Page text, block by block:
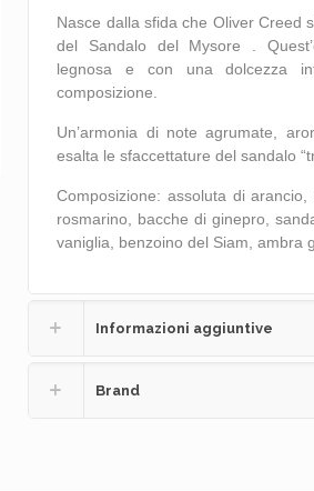
Nasce dalla sfida che Oliver Creed
del Sandalo del Mysore .
legnosa e con una dolcezza
composizione.
Un’armonia di note agrumate,
esalta le sfaccettature del sandalo
Composizione: assoluta di
rosmarino, bacche di ginepro,
vaniglia, benzoino del Siam, ambra
Informazioni aggiuntive
Brand